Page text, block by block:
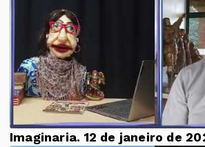
Imaginaria. 12 de janeiro de